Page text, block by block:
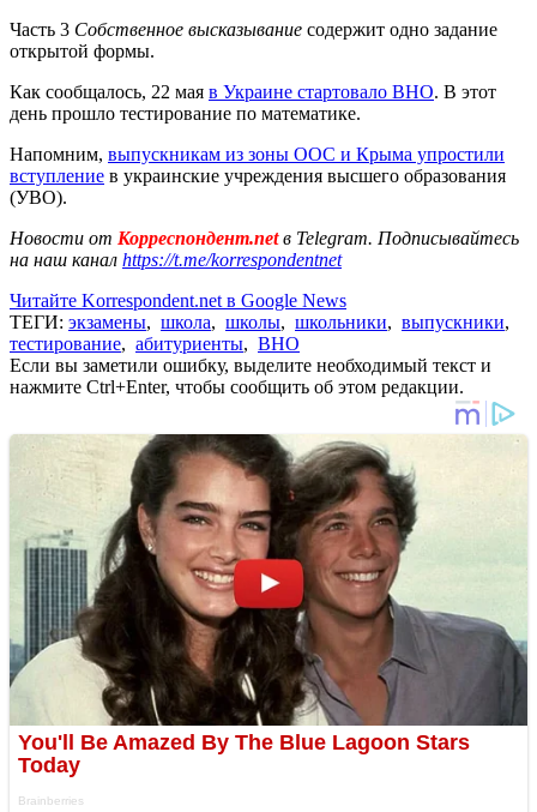
Часть 3 Собственное высказывание содержит одно задание
открытой формы.
Как сообщалось, 22 мая в Украине стартовало ВНО. В этот
день прошло тестирование по математике.
Напомним, выпускникам из зоны ООС и Крыма упростили
вступление в украинские учреждения высшего образования
(УВО).
Новости от Корреспондент.netв Telegram. Подписывайтесь
на наш канал https://t.me/korrespondentnet
Читайте Korrespondent.net в Google News
ТЕГИ: экзамены, школа, школы, школьники, выпускники,
тестирование, абитуриенты, ВНО
Если вы заметили ошибку, выделите необходимый текст и
нажмите Ctrl+Enter, чтобы сообщить об этом редакции.